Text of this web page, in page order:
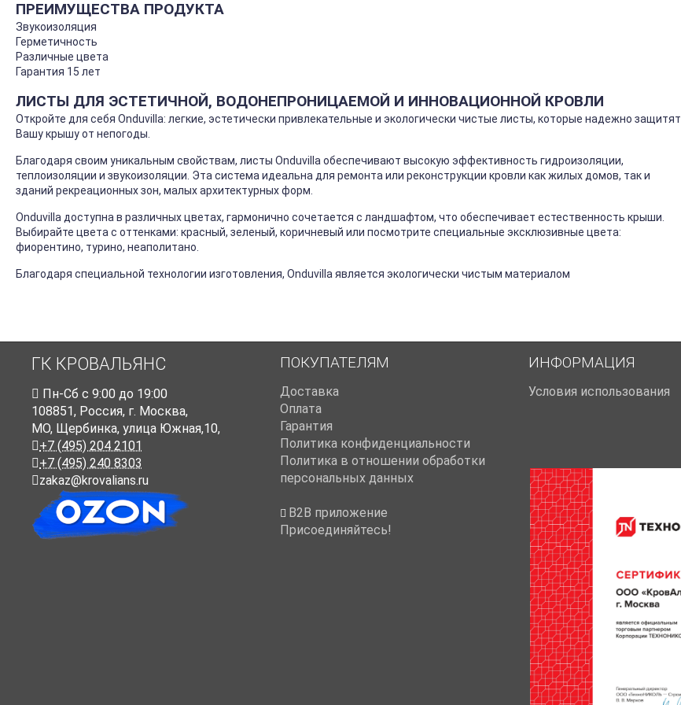
ПРЕИМУЩЕСТВА ПРОДУКТА
Звукоизоляция
Герметичность
Различные цвета
Гарантия 15 лет
ЛИСТЫ ДЛЯ ЭСТЕТИЧНОЙ, ВОДОНЕПРОНИЦАЕМОЙ И ИННОВАЦИОННОЙ КРОВЛИ
Откройте для себя Onduvilla: легкие, эстетически привлекательные и экологически чистые листы, которые надежно защитят
Вашу крышу от непогоды.
Благодаря своим уникальным свойствам, листы Onduvilla обеспечивают высокую эффективность гидроизоляции,
теплоизоляции и звукоизоляции. Эта система идеальна для ремонта или реконструкции кровли как жилых домов, так и
зданий рекреационных зон, малых архитектурных форм.
Onduvilla доступна в различных цветах, гармонично сочетается с ландшафтом, что обеспечивает естественность крыши.
Выбирайте цвета с оттенками: красный, зеленый, коричневый или посмотрите специальные эксклюзивные цвета:
фиорентино, турино, неаполитано.
Благодаря специальной технологии изготовления, Onduvilla является экологически чистым материалом
ГК КРОВАЛЬЯНС
Пн-Cб с 9:00 до 19:00
108851, Россия, г. Москва,
МО, Щербинка, улица Южная,10,
+7 (495) 204 2101
+7 (495) 240 8303
zakaz@krovalians.ru
ПОКУПАТЕЛЯМ
Доставка
Оплата
Гарантия
Политика конфиденциальности
Политика в отношении обработки
персональных данных
B2B приложение
Присоединяйтесь!
ИНФОРМАЦИЯ
Условия использования